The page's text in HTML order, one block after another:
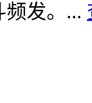
发。...